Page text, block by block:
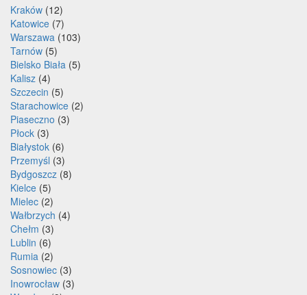
Kraków (12)
Katowice (7)
Warszawa (103)
Tarnów (5)
Bielsko Biała (5)
Kalisz (4)
Szczecin (5)
Starachowice (2)
Piaseczno (3)
Płock (3)
Białystok (6)
Przemyśl (3)
Bydgoszcz (8)
Kielce (5)
Mielec (2)
Wałbrzych (4)
Chełm (3)
Lublin (6)
Rumia (2)
Sosnowiec (3)
Inowrocław (3)